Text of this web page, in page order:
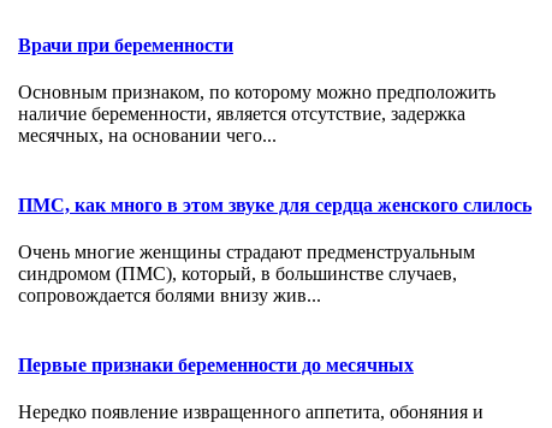
Врачи при беременности
Основным признаком, по которому можно предположить
наличие беременности, является отсутствие, задержка
месячных, на основании чего...
ПМС, как много в этом звуке для сердца женского слилось
Очень многие женщины страдают предменструальным
синдромом (ПМС), который, в большинстве случаев,
сопровождается болями внизу жив...
Первые признаки беременности до месячных
Нередко появление извращенного аппетита, обоняния и